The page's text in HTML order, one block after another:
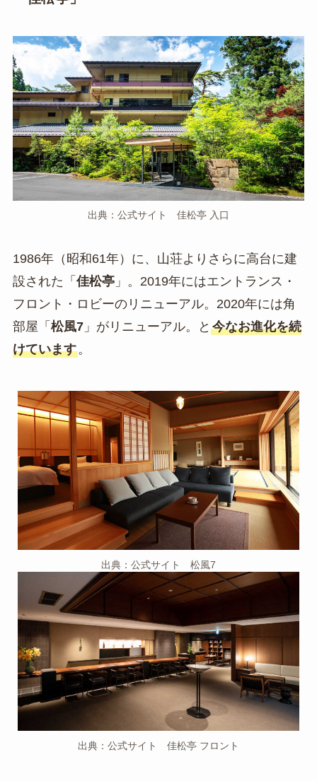
出典：公式サイト 佳松亭 入口
1986年（昭和61年）に、山荘よりさらに高台に建
設された「 佳松亭」。2019年にはエントランス・
フロント・ロビーのリニューアル。2020年には角
部屋「 松風7」がリニューアル。と 今なお進化を続
けています。
出典：公式サイト 松風7
出典：公式サイト 佳松亭 フロント